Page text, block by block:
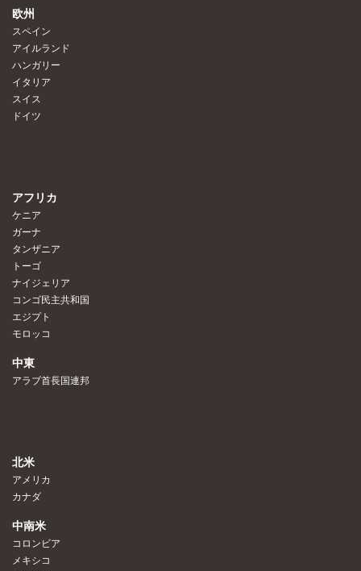
欧州
スペイン
アイルランド
ハンガリー
イタリア
スイス
ドイツ
アフリカ
ケニア
ガーナ
タンザニア
トーゴ
ナイジェリア
コンゴ民主共和国
エジプト
モロッコ
中東
アラブ首長国連邦
北米
アメリカ
カナダ
中南米
コロンビア
メキシコ